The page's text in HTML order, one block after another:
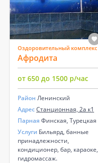
Оздоровительный комплекс
Афродита
от 650 до 1500 р/час
Район Ленинский
АдресСтанционная, 2а к1
Парная Финская, Турецкая
Услуги Бильярд, банные
принадлежности,
кондиционер, бар, караоке,
гидромассаж.